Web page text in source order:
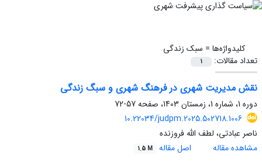
کلیدواژه‌ها = سبک زندگی‌
تعداد مقالات:
1
نقش مدیریت شهری در فرهنگ شهری و سبگ زندگی
دوره 1، شماره 1، زمستان 1403، صفحه
57-72
10.22034/judpm.2025.502718.1006
ناصر عبادتی، لطف الله فروزنده
مشاهده مقاله
اصل مقاله 1.5 M